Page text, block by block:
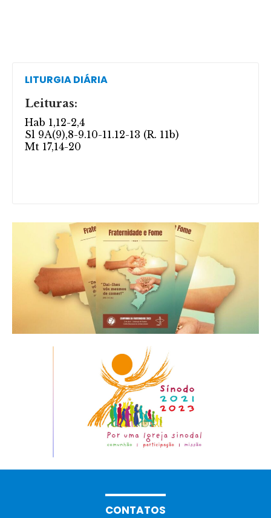
LITURGIA DIÁRIA
CONTATOS